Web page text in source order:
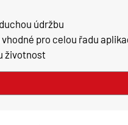
údržbu
pro celou řadu
životnost